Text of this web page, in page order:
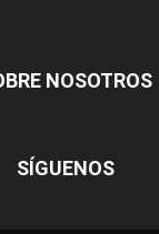
NOSOTROS
SÍGUENOS